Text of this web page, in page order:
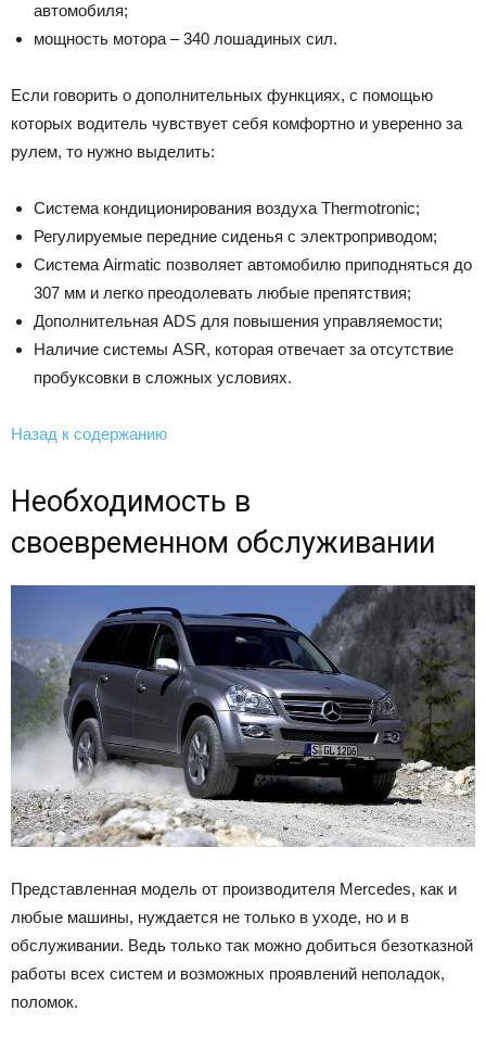
автомобиля;
мощность мотора – 340 лошадиных сил.
Если говорить о дополнительных функциях, с помощью
которых водитель чувствует себя комфортно и уверенно за
рулем, то нужно выделить:
Система кондиционирования воздуха Thermotronic;
Регулируемые передние сиденья с электроприводом;
Система Airmatic позволяет автомобилю приподняться до
307 мм и легко преодолевать любые препятствия;
Дополнительная ADS для повышения управляемости;
Наличие системы ASR, которая отвечает за отсутствие
пробуксовки в сложных условиях.
Назад к содержанию
Необходимость в
своевременном обслуживании
Представленная модель от производителя Mercedes, как и
любые машины, нуждается не только в уходе, но и в
обслуживании. Ведь только так можно добиться безотказной
работы всех систем и возможных проявлений неполадок,
поломок.